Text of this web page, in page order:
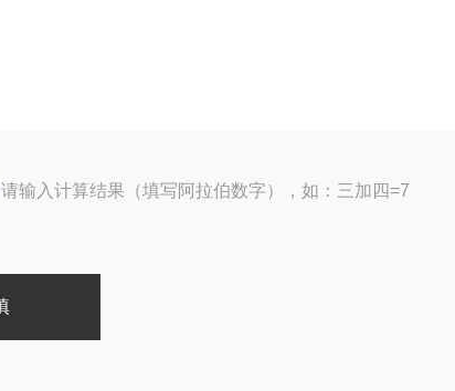
请输入计算结果（填写阿拉伯数字），如：三加四=7